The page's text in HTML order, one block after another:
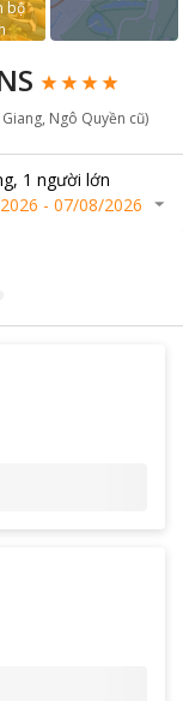
Ngô Quyền cũ)
, 1 người lớn
- 07/08/2026
bộ